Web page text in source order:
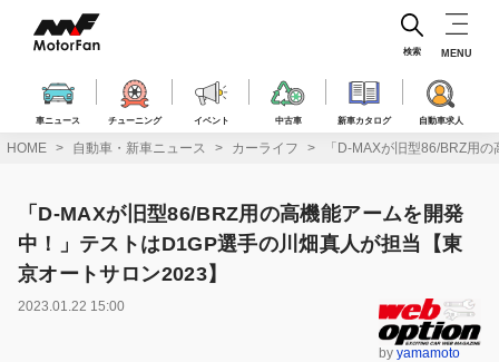
ス
車ニュース チューニング イベント 中古車 新車カタログ 自動車求人
検索 MENU
HOME 自動車・新車ニュース カーライフ 「D-MAXが旧型86/BRZ用
「D-MAXが旧型86/BRZ用の高機能アームを開発
中！」テストはD1GP選手の川畑真人が担当【東
京オートサロン2023】
2023.01.22 15:00
by yamamoto